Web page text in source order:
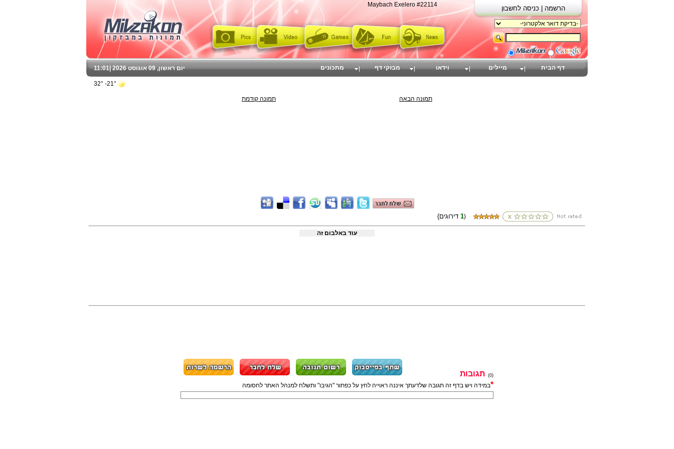
Maybach Exelero #22114
תמונה קודמת תמונה הבאה
1)
עוד באלבום זה
(0)
תגובות
*במידה ויש בדף זה תגובה שלדעתך איננה ראוייה לחץ על כפתור "הגיבו" ותשלח למנהל האתר לחסומה
11:01 יום ראשון, 09 אוגוסט 2026 | דף הבית מיילים וידאו מבזקי דף מתכונים
21°- 32°
הרשמה | כניסה לחשבון